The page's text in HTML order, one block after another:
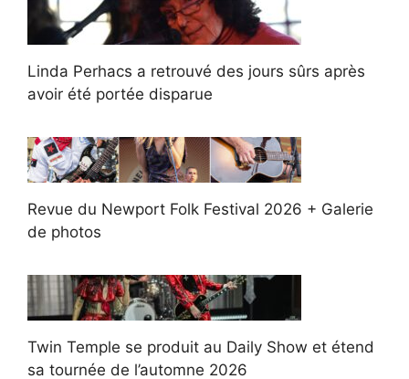
Linda Perhacs a retrouvé des jours sûrs après
avoir été portée disparue
Revue du Newport Folk Festival 2026 + Galerie
de photos
Twin Temple se produit au Daily Show et étend
sa tournée de l’automne 2026